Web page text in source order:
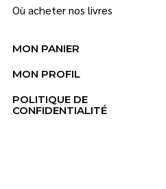
Où acheter nos livres
MON PANIER
MON PROFIL
POLITIQUE DE
CONFIDENTIALITÉ